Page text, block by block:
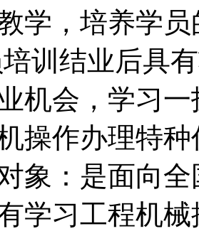
学，培养学
训结业后具
机会，学习
操作办理特
象：是面向
学习工程机